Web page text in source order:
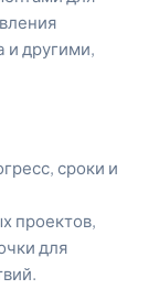
и другими,
сроки и
проектов,
для